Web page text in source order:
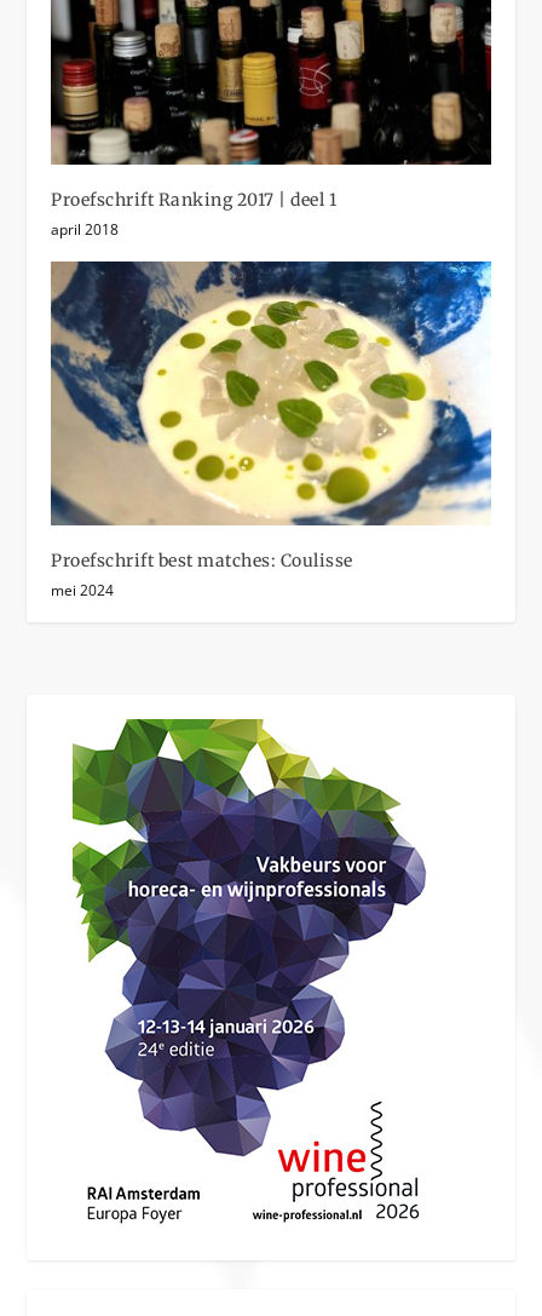
Proefschrift Ranking 2017 | deel 1
april 2018
Proefschrift best matches: Coulisse
mei 2024